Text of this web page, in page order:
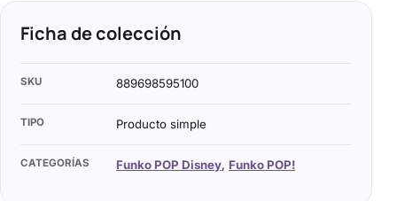
Ficha de colección
SKU 889698595100
TIPO Producto simple
CATEGORÍAS Funko POP Disney, Funko POP!